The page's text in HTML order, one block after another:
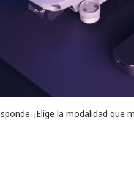
¡Elige la modalidad que